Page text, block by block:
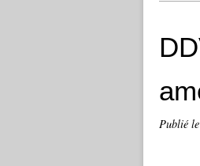
Publié le